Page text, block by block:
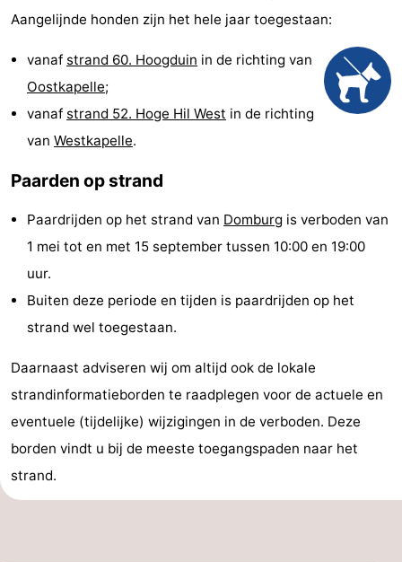
Vuurtorens
-
Uitkijkpunten
Attracties
Speeltuinen
Binnenspeeltuinen
-
Bowlen
-
Minigolfbanen
Wellness
centra
Dorpen
Steden
Natuur
Rondleidingen
Sporten
-
Zwembaden
-
Aangelijnde honden zijn het hele jaar toegestaan:
vanaf strand 60. Hoogduin in de richting van
Oostkapelle;
vanaf strand 52. Hoge Hil West in de richting
van Westkapelle.
Paarden op strand
Paardrijden op het strand van Domburg is verboden van
1 mei tot en met 15 september tussen 10:00 en 19:00
uur.
Buiten deze periode en tijden is paardrijden op het
strand wel toegestaan.
Daarnaast adviseren wij om altijd ook de lokale
strandinformatieborden te raadplegen voor de actuele en
eventuele (tijdelijke) wijzigingen in de verboden. Deze
borden vindt u bij de meeste toegangspaden naar het
strand.